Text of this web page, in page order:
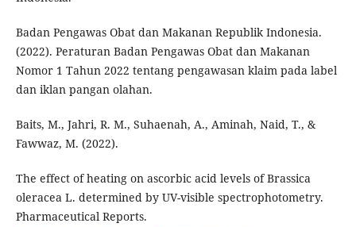
Badan Pengawas Obat dan Makanan Republik Indonesia.
(2022). Peraturan Badan Pengawas Obat dan Makanan
Nomor 1 Tahun 2022 tentang pengawasan klaim pada label
dan iklan pangan olahan.
Baits, M., Jahri, R. M., Suhaenah, A., Aminah, Naid, T., &
Fawwaz, M. (2022).
The effect of heating on ascorbic acid levels of Brassica
oleracea L. determined by UV-visible spectrophotometry.
Pharmaceutical Reports.